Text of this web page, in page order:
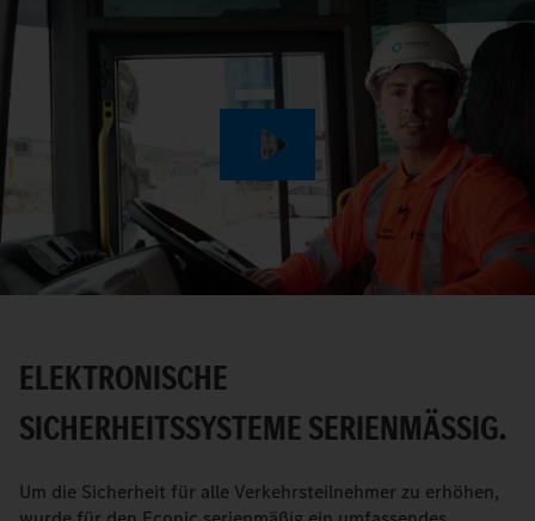
Play
Video
ELEKTRONISCHE
SICHERHEITSSYSTEME SERIENMÄSSIG.
Um die Sicherheit für alle Verkehrsteilnehmer zu erhöhen,